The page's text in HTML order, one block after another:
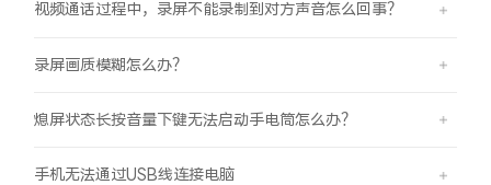
视频通话过程中，录屏不能录制到对方声音怎么回事？
录屏画质模糊怎么办？
熄屏状态长按音量下键无法启动手电筒怎么办？
手机无法通过USB线连接电脑